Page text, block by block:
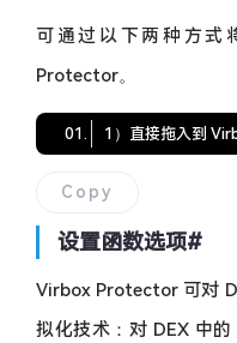
可通过以下两种方式
Protector。
1）直接拖入到
Copy
设置函数选项#
Virbox Protector 可对
拟化技术：对 DEX 中